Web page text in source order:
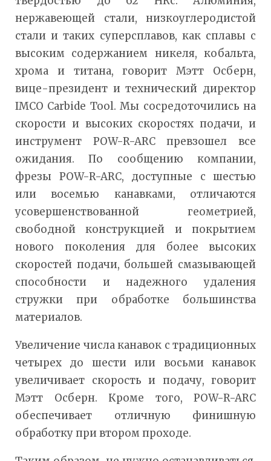
нержавеющей стали, низкоуглеродистой
стали и таких суперсплавов, как сплавы с
высоким содержанием никеля, кобальта,
хрома и титана, говорит Мэтт Осберн,
вице-президент и технический директор
IMCO Carbide Tool. Мы сосредоточились на
скорости и высоких скоростях подачи, и
инструмент POW-R-ARC превзошел все
ожидания. По сообщению компании,
фрезы POW-R-ARC, доступные с шестью
или восемью канавками, отличаются
усовершенствованной геометрией,
свободной конструкцией и покрытием
нового поколения для более высоких
скоростей подачи, большей смазывающей
способности и надежного удаления
стружки при обработке большинства
материалов.
Увеличение числа канавок с традиционных
четырех до шести или восьми канавок
увеличивает скорость и подачу, говорит
Мэтт Осберн. Кроме того, POW-R-ARC
обеспечивает отличную финишную
обработку при втором проходе.